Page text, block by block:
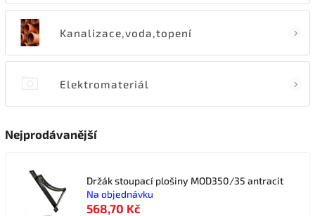
Kanalizace,voda,topení
Elektromateriál
Nejprodávanější
Držák stoupací plošiny MOD350/35 antracit
Na objednávku
568,70 Kč